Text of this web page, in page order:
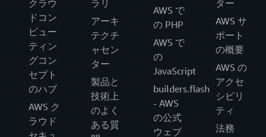
クラウ
ドコン
ピュー
ティン
グコン
セプト
のハブ
AWS ク
ラウド
ラリ
アーキ
テクチ
ャセン
ター
製品と
技術上
のよく
ある質
AWS で
の PHP
AWS で
の
JavaScript
builders.flash
- AWS
の公式
ウェブ
ター
AWS サ
ポート
の概要
AWS の
アクセ
シビリ
ティ
法務